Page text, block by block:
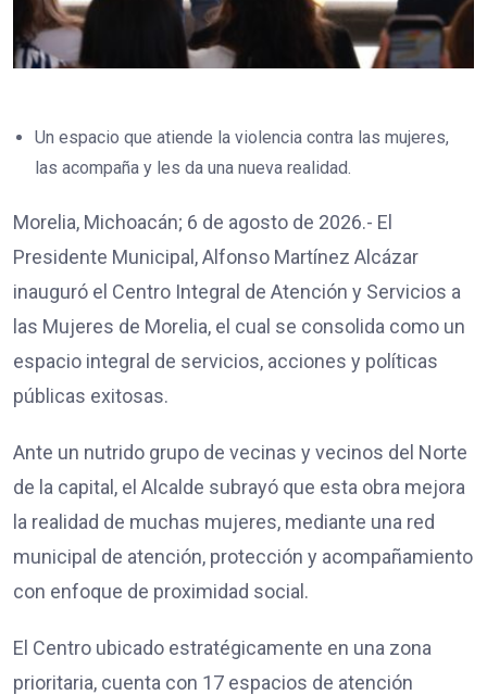
Un espacio que atiende la violencia contra las mujeres,
las acompaña y les da una nueva realidad.
Morelia, Michoacán; 6 de agosto de 2026.- El
Presidente Municipal, Alfonso Martínez Alcázar
inauguró el Centro Integral de Atención y Servicios a
las Mujeres de Morelia, el cual se consolida como un
espacio integral de servicios, acciones y políticas
públicas exitosas.
Ante un nutrido grupo de vecinas y vecinos del Norte
de la capital, el Alcalde subrayó que esta obra mejora
la realidad de muchas mujeres, mediante una red
municipal de atención, protección y acompañamiento
con enfoque de proximidad social.
El Centro ubicado estratégicamente en una zona
prioritaria, cuenta con 17 espacios de atención